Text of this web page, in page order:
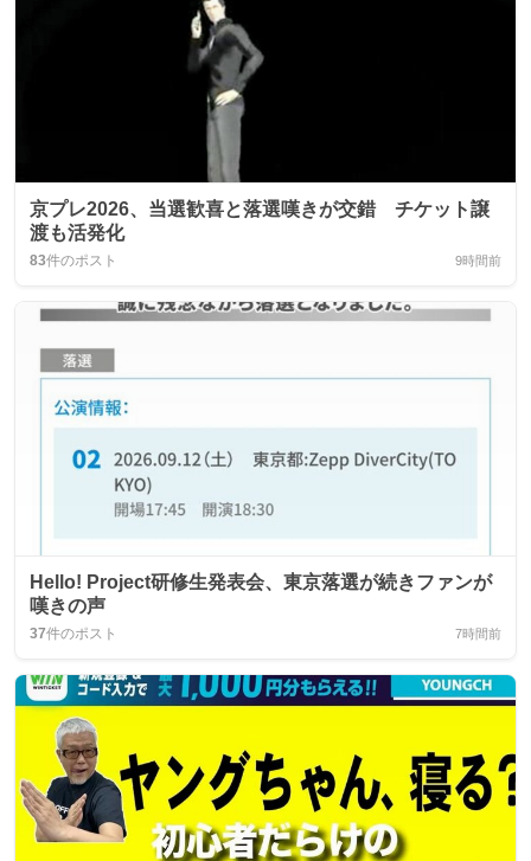
京プレ2026、当選歓喜と落選嘆きが交錯 チケット譲
渡も活発化
83件のポスト 9時間前
Hello! Project研修生発表会、東京落選が続きファンが
嘆きの声
37件のポスト 7時間前